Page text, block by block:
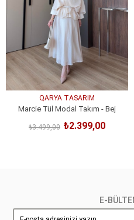
QARYA TASARIM
Marcie Tül Modal Takım - Bej
₺2.399,00
₺3.499,00
E-